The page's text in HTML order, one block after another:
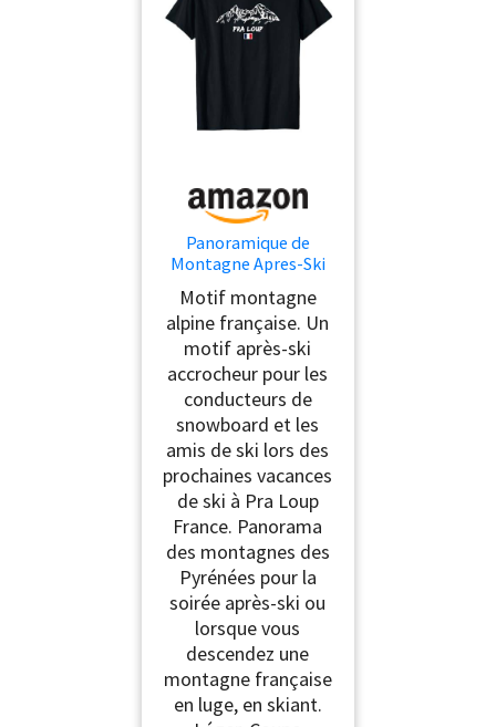
Panoramique de
Montagne Apres-Ski
Pra Loup T-Shirt
Motif montagne
alpine française. Un
motif après-ski
accrocheur pour les
conducteurs de
snowboard et les
amis de ski lors des
prochaines vacances
de ski à Pra Loup
France. Panorama
des montagnes des
Pyrénées pour la
soirée après-ski ou
lorsque vous
descendez une
montagne française
en luge, en skiant.